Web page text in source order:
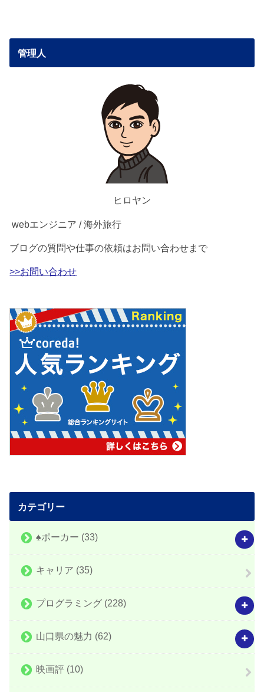
管理人
ヒロヤン
webエンジニア / 海外旅行
ブログの質問や仕事の依頼はお問い合わせまで
>>お問い合わせ
カテゴリー
♠️ポーカー (33)
キャリア (35)
プログラミング (228)
山口県の魅力 (62)
映画評 (10)